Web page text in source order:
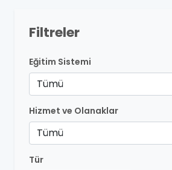
Filtreler
Eğitim Sistemi
Tümü
Hizmet ve Olanaklar
Tümü
Tür